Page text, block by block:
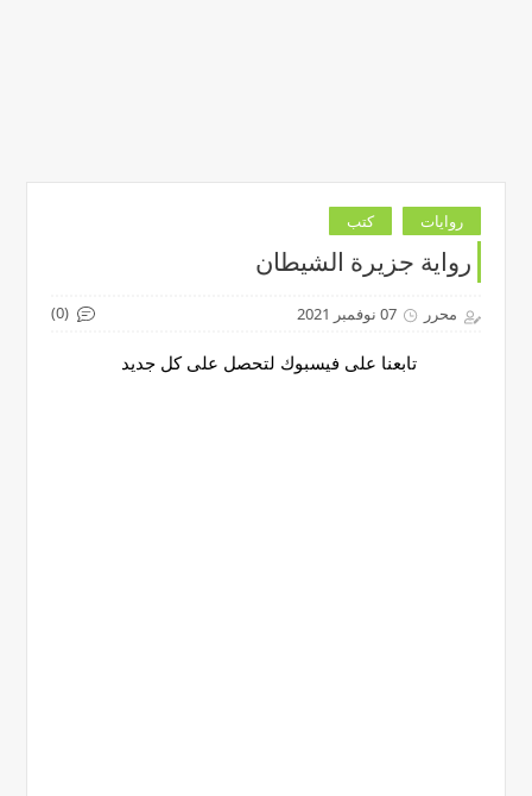
روايات كتب
رواية جزيرة الشيطان
محرر 07 نوفمبر 2021 (0)
تابعنا على فيسبوك لتحصل على كل جديد